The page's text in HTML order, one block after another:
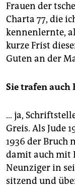
Frauen der
Charta 77, die
kennenlernte,
kurze Frist
Guten an der
Sie trafen auch
… ja,
Greis. Als Jude
1936 der Bruch
damit auch mit
Neunziger in
sitzend und